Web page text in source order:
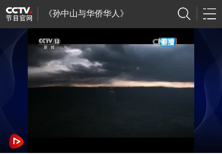
《孙中山与华侨华人》